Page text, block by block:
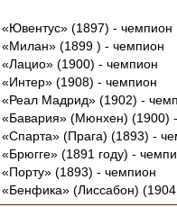
«Ювентус» (1897) - чемпион
«Милан» (1899 ) - чемпион
«Лацио» (1900) - чемпион
«Интер» (1908) - чемпион
«Реал Мадрид» (1902) -
«Бавария» (Мюнхен) (1900)
«Спарта» (Прага) (1893) -
«Брюгге» (1891 году) -
«Порту» (1893) - чемпион
«Бенфика» (Лиссабон)